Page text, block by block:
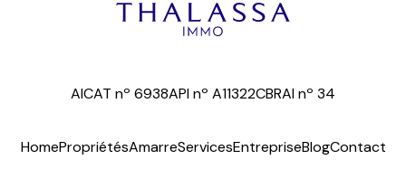
AICAT nº 6938API nº A11322CBRAI nº 34
HomePropriétésAmarreServicesEntrepriseBlogContact